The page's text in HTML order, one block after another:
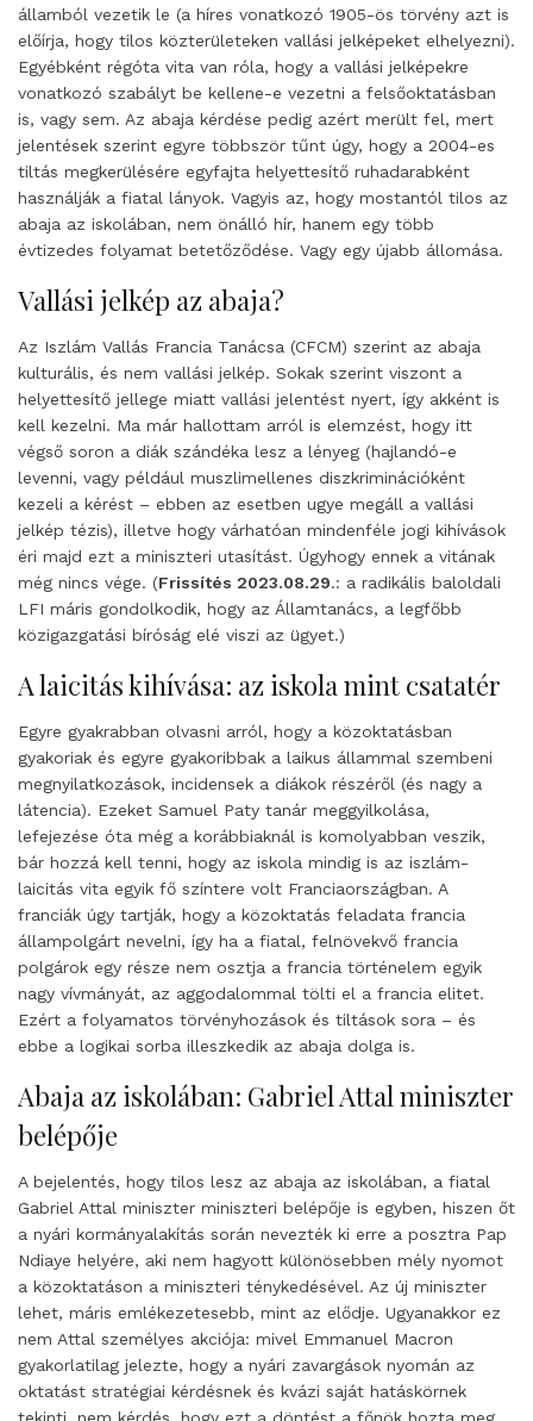
államból vezetik le (a híres vonatkozó 1905-ös törvény azt is
előírja, hogy tilos közterületeken vallási jelképeket elhelyezni).
Egyébként régóta vita van róla, hogy a vallási jelképekre
vonatkozó szabályt be kellene-e vezetni a felsőoktatásban
is, vagy sem. Az abaja kérdése pedig azért merült fel, mert
jelentések szerint egyre többször tűnt úgy, hogy a 2004-es
tiltás megkerülésére egyfajta helyettesítő ruhadarabként
használják a fiatal lányok. Vagyis az, hogy mostantól tilos az
abaja az iskolában, nem önálló hír, hanem egy több
évtizedes folyamat betetőződése. Vagy egy újabb állomása.
Vallási jelkép az abaja?
Az Iszlám Vallás Francia Tanácsa (CFCM) szerint az abaja
kulturális, és nem vallási jelkép. Sokak szerint viszont a
helyettesítő jellege miatt vallási jelentést nyert, így akként is
kell kezelni. Ma már hallottam arról is elemzést, hogy itt
végső soron a diák szándéka lesz a lényeg (hajlandó-e
levenni, vagy például muszlimellenes diszkriminációként
kezeli a kérést – ebben az esetben ugye megáll a vallási
jelkép tézis), illetve hogy várhatóan mindenféle jogi kihívások
éri majd ezt a miniszteri utasítást. Úgyhogy ennek a vitának
még nincs vége. (Frissítés 2023.08.29.: a radikális baloldali
LFI máris gondolkodik, hogy az Államtanács, a legfőbb
közigazgatási bíróság elé viszi az ügyet.)
A laicitás kihívása: az iskola mint csatatér
Egyre gyakrabban olvasni arról, hogy a közoktatásban
gyakoriak és egyre gyakoribbak a laikus állammal szembeni
megnyilatkozások, incidensek a diákok részéről (és nagy a
látencia). Ezeket Samuel Paty tanár meggyilkolása,
lefejezése óta még a korábbiaknál is komolyabban veszik,
bár hozzá kell tenni, hogy az iskola mindig is az iszlám-
laicitás vita egyik fő színtere volt Franciaországban. A
franciák úgy tartják, hogy a közoktatás feladata francia
állampolgárt nevelni, így ha a fiatal, felnövekvő francia
polgárok egy része nem osztja a francia történelem egyik
nagy vívmányát, az aggodalommal tölti el a francia elitet.
Ezért a folyamatos törvényhozások és tiltások sora – és
ebbe a logikai sorba illeszkedik az abaja dolga is.
Abaja az iskolában: Gabriel Attal miniszter
belépője
A bejelentés, hogy tilos lesz az abaja az iskolában, a fiatal
Gabriel Attal miniszter miniszteri belépője is egyben, hiszen őt
a nyári kormányalakítás során nevezték ki erre a posztra Pap
Ndiaye helyére, aki nem hagyott különösebben mély nyomot
a közoktatáson a miniszteri ténykedésével. Az új miniszter
lehet, máris emlékezetesebb, mint az elődje. Ugyanakkor ez
nem Attal személyes akciója: mivel Emmanuel Macron
gyakorlatilag jelezte, hogy a nyári zavargások nyomán az
oktatást stratégiai kérdésnek és kvázi saját hatáskörnek
tekinti, nem kérdés, hogy ezt a döntést a főnök hozta meg,